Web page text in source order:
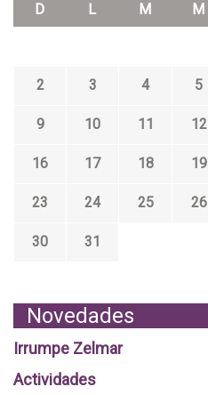
D L M M
2 3 4 5
9 10 11 12
16 17 18 19
23 24 25 26
30
31
Novedades
Irrumpe Zelmar
Actividades